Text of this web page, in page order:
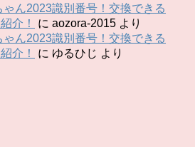
ん2023識別番号！交換できる
介！
に aozora-2015 より
ん2023識別番号！交換できる
介！
に ゆるひじ より